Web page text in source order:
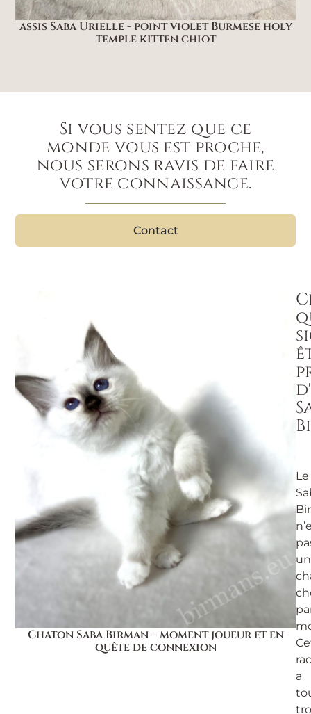
assis Saba Urielle - point violet Burmese holy
temple kitten chiot
Si vous sentez que ce
monde vous est proche,
nous serons ravis de faire
votre connaissance.
Contact
Chaton Saba Birman – moment joueur et en
quête de connexion
Le
un
a